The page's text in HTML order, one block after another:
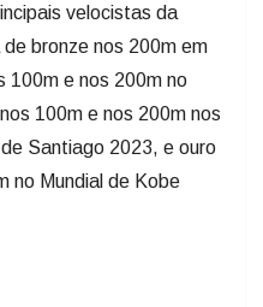
velocistas da
bronze nos 200m em
100m e nos 200m no
100m e nos 200m nos
Santiago 2023, e ouro
no Mundial de Kobe